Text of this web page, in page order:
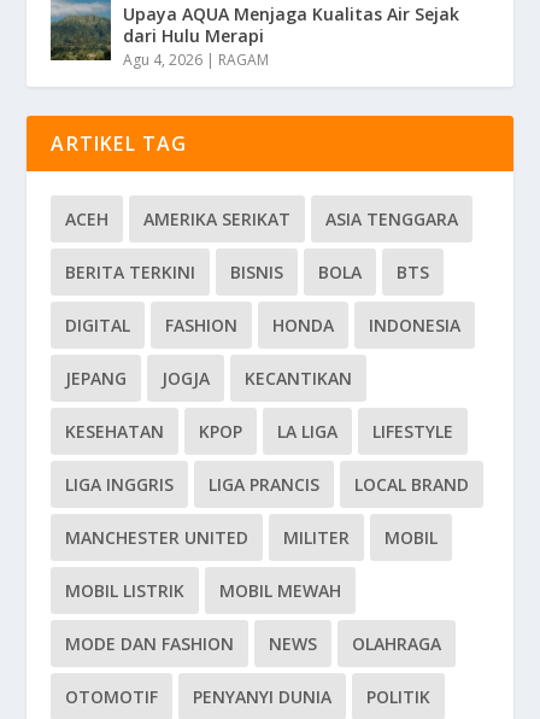
Upaya AQUA Menjaga Kualitas Air Sejak
dari Hulu Merapi
Agu 4, 2026 | RAGAM
ARTIKEL TAG
ACEH AMERIKA SERIKAT ASIA TENGGARA
BERITA TERKINI BISNIS BOLA BTS
DIGITAL FASHION HONDA INDONESIA
JEPANG JOGJA KECANTIKAN
KESEHATAN KPOP LA LIGA LIFESTYLE
LIGA INGGRIS LIGA PRANCIS LOCAL BRAND
MANCHESTER UNITED MILITER MOBIL
MOBIL LISTRIK MOBIL MEWAH
MODE DAN FASHION NEWS OLAHRAGA
OTOMOTIF PENYANYI DUNIA POLITIK